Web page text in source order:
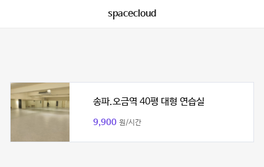
spacecloud
송파.오금역 40평 대형 연습실
9,900 원/시간